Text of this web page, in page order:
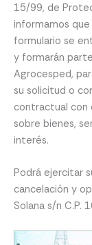
15/99, de
informamos
formulario se
y formarán
Agrocesped,
su solicitud o
contractual con
sobre bienes,
interés.
Podrá ejercitar
cancelación y
Solana s/n C.P.